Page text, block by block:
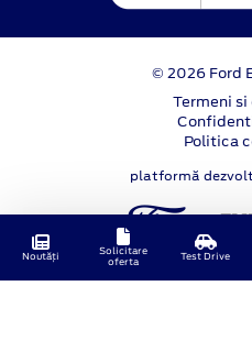
© 2026 Ford
Termeni
Politica
platformă
Noutăți
Solicitare
oferta
Test Drive